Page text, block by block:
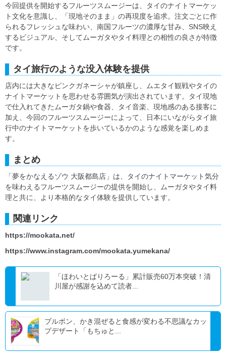
今回提供を開始するフルーツスムージーは、タイのナイトマーケッ
ト文化を意識し、「現地そのまま」の再現度を追求。注文ごとに作
られるフレッシュな味わい、南国フルーツの濃厚な甘み、SNS映え
するビジュアル、そしてムーガタやタイ料理との相性の良さが特徴
です。
タイ旅行のような没入体験を提供
店内には大きなピンクガネーシャが鎮座し、ムエタイ観戦やタイの
ナイトマーケットを思わせる雰囲気が演出されています。タイ現地
で仕入れてきたムーガタ鍋や食器、タイ音楽、現地感のある接客に
加え、今回のフルーツスムージーによって、日本にいながらタイ旅
行中のナイトマーケットを歩いているかのような感覚を楽しめま
す。
まとめ
「夢をかなえるゾウ 大阪都島店」は、タイのナイトマーケット気分
を味わえるフルーツスムージーの提供を開始し、ムーガタやタイ料
理と共に、より本格的なタイ体験を提供しています。
関連リンク
https://mookata.net/
https://www.instagram.com/mookata.yumekana/
「ほわいとぱりろーる」累計販売60万本突破！清
川屋が感謝を込めて読者...
ブルボン、かき混ぜると食感が変わる不思議なカッ
プデザート「もちゅと...